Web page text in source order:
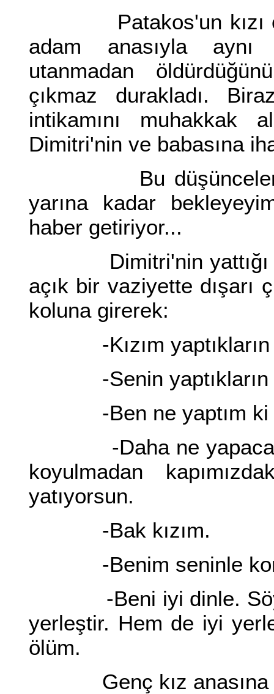
Patakos'un kızı
adam anasıyla aynı
utanmadan
çıkmaz durakladı.
intikamını muhakkak
Dimitri'nin ve babasına
Bu düşüncelerle
yarına kadar
haber getiriyor...
Dimitri'nin yattığı
açık bir vaziyette dışarı
koluna girerek:
-Kızım yaptıkların
-Senin yaptıkların
-Ben ne yaptım ki
-Daha ne
koyulmadan
yatıyorsun.
-Bak kızım.
-Benim seninle
-Beni iyi dinle.
yerleştir. Hem de iyi
ölüm.
Genç kız anasına